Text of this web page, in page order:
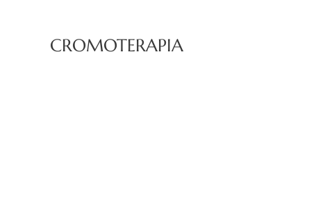
CROMOTERAPIA